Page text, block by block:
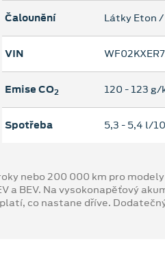
Čalounění
VIN
Emise CO2 120 ‐ 123 g/
Spotřeba 5,3 ‐ 5,4 l/
nebo 200 000 km pro
a BEV. Na vysokonapěťový
co nastane dříve.